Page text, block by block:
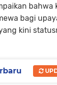
bahwa
bagi
kini
untuk